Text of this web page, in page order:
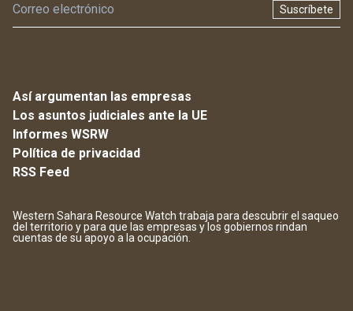
Suscríbete
Así argumentan las empresas
Los asuntos judiciales ante la UE
Informes WSRW
Política de privacidad
RSS Feed
Western Sahara Resource Watch trabaja para descubrir el saqueo
del territorio y para que las empresas y los gobiernos rindan
cuentas de su apoyo a la ocupación.